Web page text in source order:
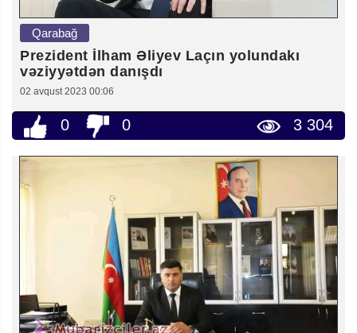
Qarabağ
Prezident İlham Əliyev Laçın yolundakı
vəziyyətdən danışdı
02 avqust 2023 00:06
0 0 3 304